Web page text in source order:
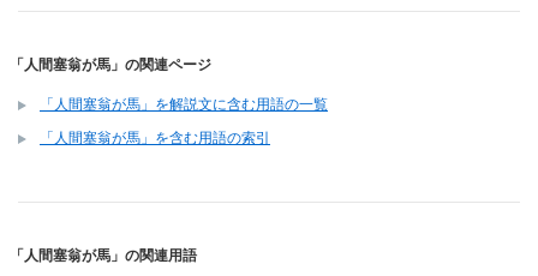
「人間塞翁が馬」の関連ページ
「人間塞翁が馬」を解説文に含む用語の一覧
「人間塞翁が馬」を含む用語の索引
「人間塞翁が馬」の関連用語